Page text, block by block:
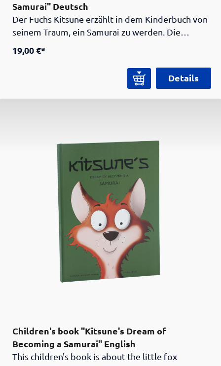
Samurai" Deutsch
Der Fuchs Kitsune erzählt in dem Kinderbuch von
seinem Traum, ein Samurai zu werden. Die
Weg, verschiedene Prüfungen zu bestehen.
Kitsunes Geschichte vermittelt spielerisch den
jungen Lesern die wertvollen traditionellen
19,00 €*
Details
Children's book "Kitsune's Dream of
Becoming a Samurai" English
This children's book is about the little fox